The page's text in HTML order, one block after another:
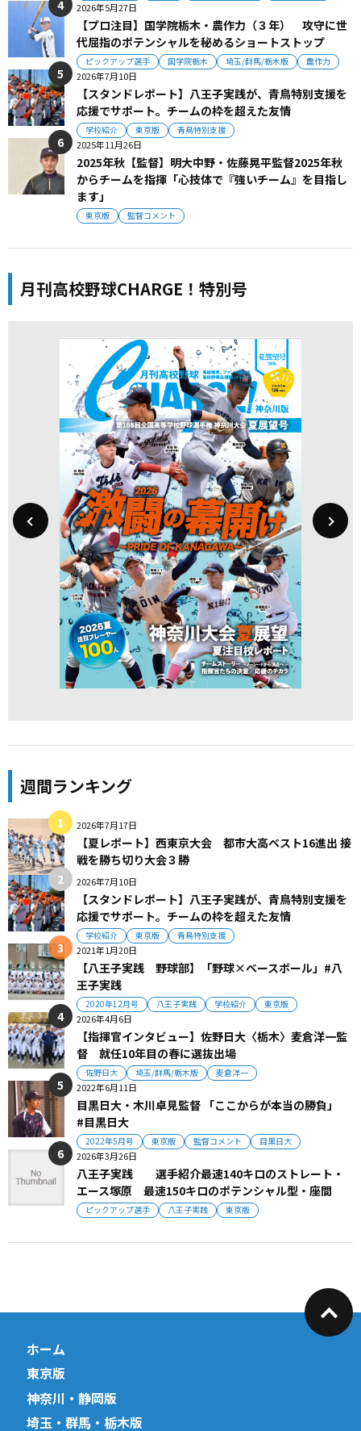
2026年5月27日
【プロ注目】国学院栃木・農作力（３年） 攻守に世
代屈指のポテンシャルを秘めるショートストップ
ピックアップ選手 国学院栃木 埼玉/群馬/栃木版 農作力
2026年7月10日
【スタンドレポート】八王子実践が、青鳥特別支援を
応援でサポート。チームの枠を超えた友情
学校紹介 東京版 青鳥特別支援
2025年11月26日
2025年秋【監督】明大中野・佐藤晃平監督2025年秋
からチームを指揮「心技体で『強いチーム』を目指し
ます」
東京版 監督コメント
月刊高校野球CHARGE！特別号
週間ランキング
2026年7月17日
【夏レポート】西東京大会 都市大高ベスト16進出 接
戦を勝ち切り大会３勝
2026年7月10日
【スタンドレポート】八王子実践が、青鳥特別支援を
応援でサポート。チームの枠を超えた友情
学校紹介 東京版 青鳥特別支援
2021年1月20日
【八王子実践 野球部】「野球×ベースボール」#八
王子実践
2020年12月号 八王子実践 学校紹介 東京版
2026年4月6日
【指揮官インタビュー】佐野日大〈栃木〉麦倉洋一監
督 就任10年目の春に選抜出場
佐野日大 埼玉/群馬/栃木版 麦倉洋一
2022年6月11日
目黒日大・木川卓見監督 「ここからが本当の勝負」
#目黒日大
2022年5月号 東京版 監督コメント 目黒日大
2026年3月26日
八王子実践 選手紹介最速140キロのストレート・
エース塚原 最速150キロのポテンシャル型・座間
ピックアップ選手 八王子実践 東京版
ホーム
東京版
神奈川・静岡版
埼玉・群馬・栃木版